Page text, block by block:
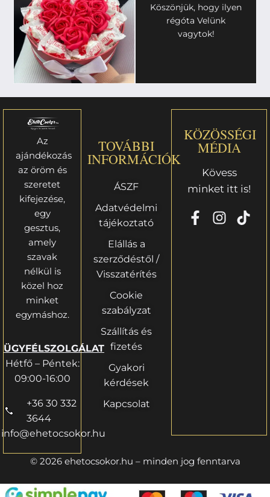
Köszönjük, hogy ilyen
régóta Velünk
vagytok!
Az
ajándékozás
az öröm és
szeretet
kifejezése,
egy
gesztus,
amely
szavak
nélkül is
közel hoz
minket
egymáshoz.
ÜGYFÉLSZOLGÁLAT
Hétfő – Péntek:
09:00-16:00
+36 30 332
3644
info@ehetocsokor.hu
TOVÁBBI
INFORMÁCIÓK
ÁSZF
Adatvédelmi
tájékoztató
Elállás a
szerződéstől /
Visszatérítés
Cookie
szabályzat
Szállítás és
fizetés
Gyakori
kérdések
Kapcsolat
KÖZÖSSÉGI
MÉDIA
Kövess
minket itt is!
© 2026 ehetocsokor.hu – minden jog fenntarva